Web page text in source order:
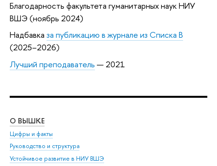
Благодарность факультета гуманитарных наук НИУ
ВШЭ (ноябрь 2024)
Надбавка за публикацию в журнале из Списка B
(2025–2026)
Лучший преподаватель — 2021
О ВЫШКЕ
Цифры и факты
Руководство и структура
Устойчивое развитие в НИУ ВШЭ